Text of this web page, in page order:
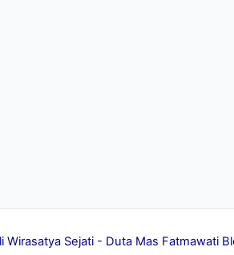
Wirasatya Sejati - Duta Mas Fatmawati